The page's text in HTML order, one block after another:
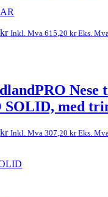
kr Inkl. Mva615,20krEks. Mva
Nese
SOLID, med
kr Inkl. Mva307,20krEks. Mva